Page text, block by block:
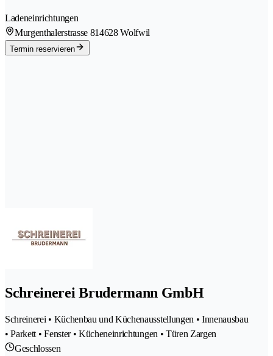
Ladeneinrichtungen
Murgenthalerstrasse 814628 Wolfwil
Termin reservieren
Schreinerei Brudermann GmbH
Schreinerei • Küchenbau und Küchenausstellungen • Innenausbau
• Parkett • Fenster • Kücheneinrichtungen • Türen Zargen
Geschlossen